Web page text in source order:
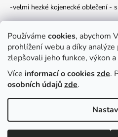
Používáme cookies, abychom
prohlížení webu a díky
zlepšovali jeho funkce, výkon
Více informací o cookieszde.
osobních údajůzde.
Dočasně můžete v e-
zboží pouzeNA DOTAZ
-velmi hezké kojenecké oblečení -
Kojenecká
Hodnocení produktu
| Ivana
Krásné
Facebook
Copyright 2026DUKO s.r.o..